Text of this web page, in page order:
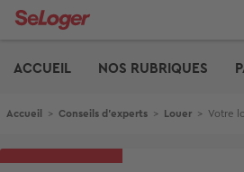
Aller
ACCUEIL
NOS RUBRIQUES
Fil d'Ariane
Accueil > Conseils d'experts > Louer > Votre locataire